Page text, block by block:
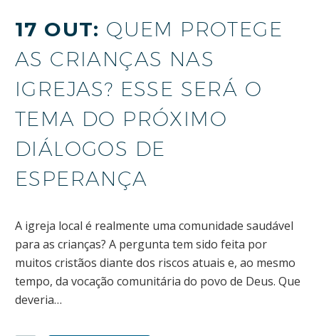
17 OUT: QUEM PROTEGE
AS CRIANÇAS NAS
IGREJAS? ESSE SERÁ O
TEMA DO PRÓXIMO
DIÁLOGOS DE
ESPERANÇA
A igreja local é realmente uma comunidade saudável
para as crianças? A pergunta tem sido feita por
muitos cristãos diante dos riscos atuais e, ao mesmo
tempo, da vocação comunitária do povo de Deus. Que
deveria…